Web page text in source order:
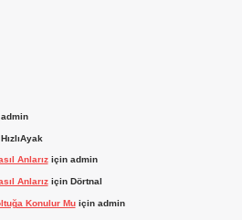
admin
HızlıAyak
Anlarıziçin admin
Anlarıziçin Dörtnal
Konulur Muiçin admin